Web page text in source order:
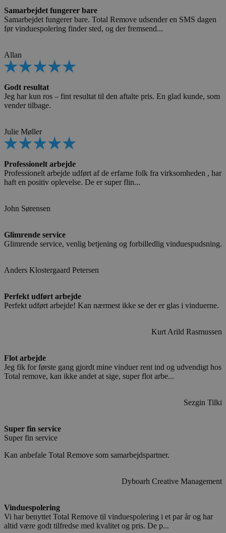
Samarbejdet fungerer bare
Samarbejdet fungerer bare. Total Remove udsender en SMS dagen
før vinduespolering finder sted, og der fremsend...
Allan
Godt resultat
Jeg har kun ros – fint resultat til den aftalte pris. En glad kunde, som
vender tilbage.
Julie Møller
Professionelt arbejde
Professionelt arbejde udført af de erfarne folk fra virksomheden , har
haft en positiv oplevelse. De er super flin...
John Sørensen
Glimrende service
Glimrende service, venlig betjening og forbilledlig vinduespudsning.
Anders Klostergaard Petersen
Perfekt udført arbejde
Perfekt udført arbejde! Kan nærmest ikke se der er glas i vinduerne.
Kurt Arild Rasmussen
Flot arbejde
Jeg fik for første gang gjordt mine vinduer rent ind og udvendigt hos
Total remove, kan ikke andet at sige, super flot arbe...
Sezgin Tilki
Super fin service
Super fin service
Kan anbefale Total Remove som samarbejdspartner.
Dyboarh Creative Management
Vinduespolering
Vi har benyttet Total Remove til vinduespolering i et par år og har
altid være godt tilfredse med kvalitet og pris. De p...